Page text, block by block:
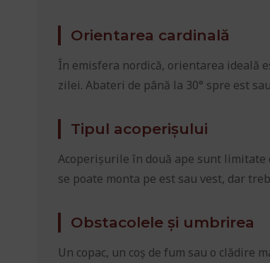
Orientarea cardinală
În emisfera nordică, orientarea ideală
zilei. Abateri de până la 30° spre est
Tipul acoperișului
Acoperișurile în două ape sunt limitate
se poate monta pe est sau vest, dar
Obstacolele și umbrirea
Un copac, un coș de fum sau o clădire